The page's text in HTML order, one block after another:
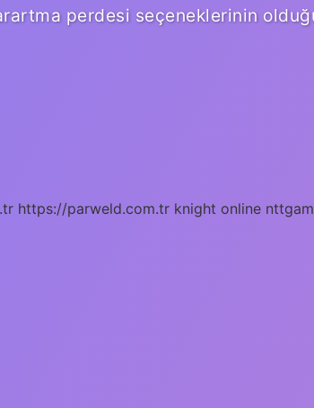
perdesi seçeneklerinin
https://parweld.com.tr knight online